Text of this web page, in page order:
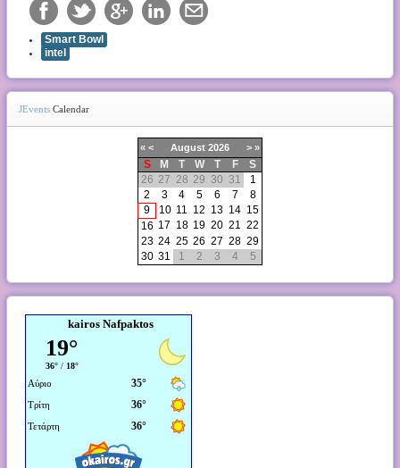
Smart Bowl
intel
JEvents Calendar
« < August 2026 > »
S M T W T F
S
26 27 28 29 30 31
1
2
3 4 5 6 7
8
9
10 11 12 13 14 15
16 17 18 19 20 21 22
23 24 25 26 27 28 29
30 31 1 2 3 4 5
kairos Nafpaktos